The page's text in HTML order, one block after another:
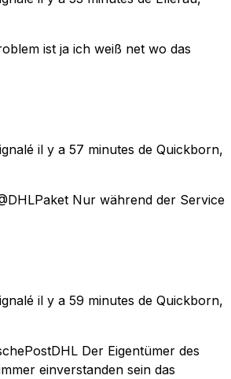
ist ja ich weiß net wo das
il y a 57 minutes de Quickborn,
Nur während der Service
il y a 59 minutes de Quickborn,
Der Eigentümer des
einverstanden sein das